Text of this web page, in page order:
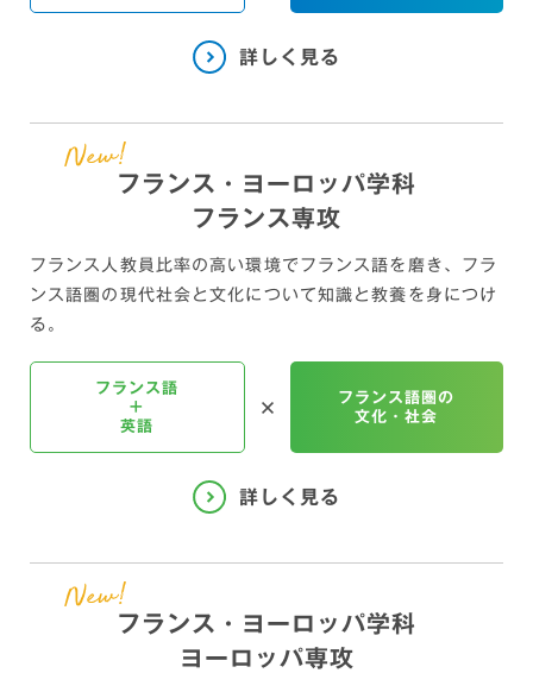
フランス・ヨーロッパ学科
フランス専攻
フランス人教員比率の高い環境でフランス語を磨き、 フラ
ンス語圏の現代社会と文化について知識と教養を身につけ
る。
フランス語
+
英語
フランス語圏の
文化・社会
フランス・ヨーロッパ学科
ヨーロッパ専攻